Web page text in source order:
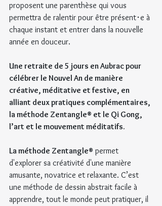
proposent une parenthèse qui vous
permettra de ralentir pour être présent･e à
chaque instant et entrer dans la nouvelle
année en douceur.
Une retraite de 5 jours en Aubrac pour
célébrer le Nouvel An de manière
créative, méditative et festive, en
alliant deux pratiques complémentaires,
la méthode Zentangle® et le Qi Gong,
l’art et le mouvement méditatifs.
La méthode Zentangle® permet
d'explorer sa créativité d'une manière
amusante, novatrice et relaxante. C’est
une méthode de dessin abstrait facile à
apprendre, tout le monde peut pratiquer, il